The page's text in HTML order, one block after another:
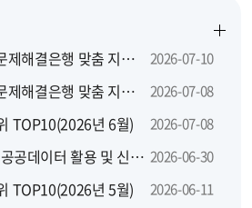
2026년 AI·데이터 문제해결은행 맞춤 지원 모집 공고
2026-07-10
2026년 AI·데이터 문제해결은행 맞춤 지원사업 지역별 설명회 2026-07-08
TOP10(2026년 6월) 2026-07-08
2026년 부산광역시 공공데이터 활용 및 신규 개방 수요 설문조사 2026-06-30
TOP10(2026년 5월) 2026-06-11